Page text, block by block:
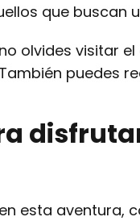
que buscan
olvides visitar
puedes
esta aventura,